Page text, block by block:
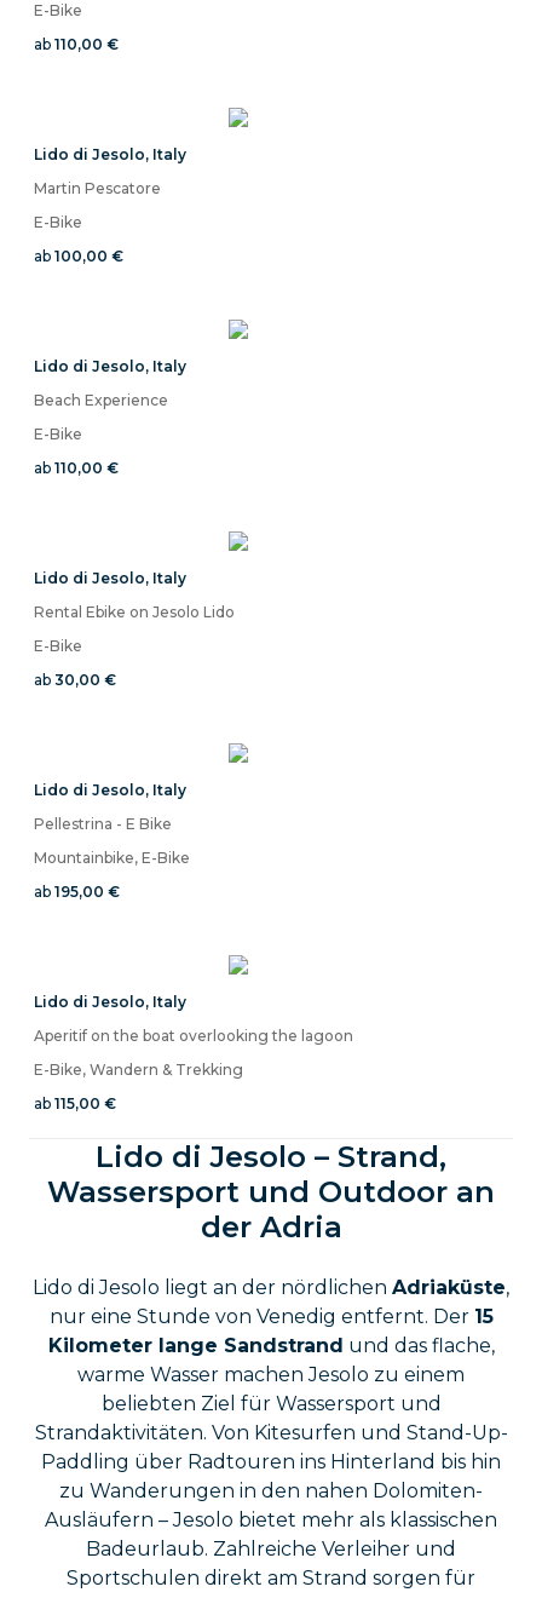
E-Bike
ab 110,00 €
Lido di Jesolo, Italy
Martin Pescatore
E-Bike
ab 100,00 €
Lido di Jesolo, Italy
Beach Experience
E-Bike
ab 110,00 €
Lido di Jesolo, Italy
Rental Ebike on Jesolo Lido
E-Bike
ab 30,00 €
Lido di Jesolo, Italy
Pellestrina - E Bike
Mountainbike, E-Bike
ab 195,00 €
Lido di Jesolo, Italy
Aperitif on the boat overlooking the lagoon
E-Bike, Wandern & Trekking
ab 115,00 €
Lido di Jesolo – Strand,
Wassersport und Outdoor an
der Adria
Lido di Jesolo liegt an der nördlichen Adriaküste,
nur eine Stunde von Venedig entfernt. Der 15
Kilometer lange Sandstrand und das flache,
warme Wasser machen Jesolo zu einem
beliebten Ziel für Wassersport und
Strandaktivitäten. Von Kitesurfen und Stand-Up-
Paddling über Radtouren ins Hinterland bis hin
zu Wanderungen in den nahen Dolomiten-
Ausläufern – Jesolo bietet mehr als klassischen
Badeurlaub. Zahlreiche Verleiher und
Sportschulen direkt am Strand sorgen für